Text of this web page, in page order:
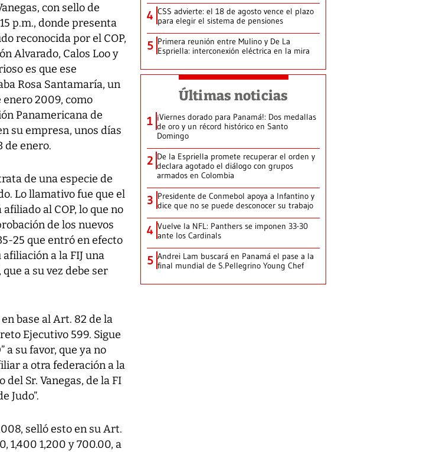
con sello de
p.m., donde presenta
reconocida por el COP,
Alvarado, Calos Loo y
es que ese
Rosa Santamaría, un
enero 2009, como
Panamericana de
su empresa, unos días
de enero.
de una especie de
Lo llamativo fue que el
al COP, lo que no
de los nuevos
25 que entró en efecto
a la FIJ una
a su vez debe ser
base al Art. 82 de la
Ejecutivo 599. Sigue
a su favor, que ya no
a otra federación a la
del Sr. Vanegas, de la FI
Judo”.
selló esto en su Art.
1,400 1,200 y 700.00, a
4 CSS advierte: el 18 de agosto vence el plazo
para elegir el sistema de pensiones
5 Primera reunión entre Mulino y De La
Espriella: interconexión eléctrica en la mira
Últimas noticias
1 ¡Viernes dorado para Panamá!: Dos medallas
de oro y un récord histórico en Santo
Domingo
2 De la Espriella promete recuperar el orden y
declara agotado el diálogo con grupos
armados en Colombia
3 Presidente de Conmebol apoya a Infantino y
dice que no se puede desconocer su trabajo
4 Vuelve la NFL: Panthers se imponen 33-30
ante los Cardinals
5 Andrei Lam buscará en Panamá el pase a la
final mundial de S.Pellegrino Young Chef